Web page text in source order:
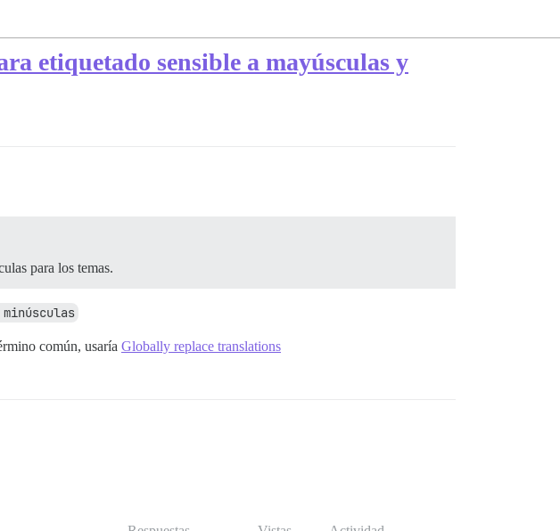
etiquetado sensible a mayúsculas y
para los temas.
común, usaría Globally replace translations